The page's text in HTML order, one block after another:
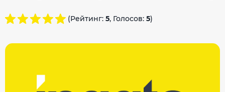
(Рейтинг: 5, Голосов: 5)